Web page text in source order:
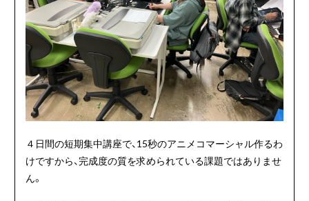
４日間の短期集中講座で、15秒のアニメコマーシャル作るわ
けですから、完成度の質を求められている課題ではありませ
ん。